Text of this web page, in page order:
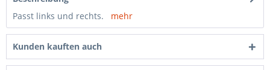
Passt links und rechts. mehr
Kunden kauften auch